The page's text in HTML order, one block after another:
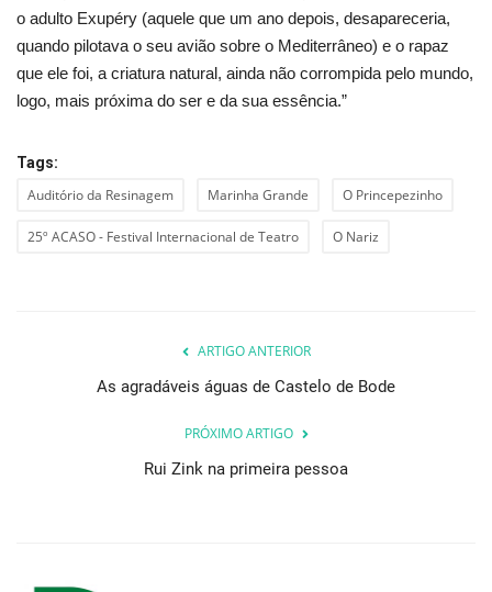
o adulto Exupéry (aquele que um ano depois, desapareceria,
quando pilotava o seu avião sobre o Mediterrâneo) e o rapaz
que ele foi, a criatura natural, ainda não corrompida pelo mundo,
logo, mais próxima do ser e da sua essência.”
Tags:
Auditório da Resinagem Marinha Grande O Princepezinho
25º ACASO - Festival Internacional de Teatro O Nariz
ARTIGO ANTERIOR
As agradáveis águas de Castelo de Bode
PRÓXIMO ARTIGO
Rui Zink na primeira pessoa